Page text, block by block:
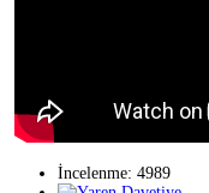
İncelenme: 4989